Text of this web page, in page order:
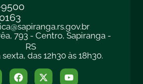
9500
793 - Centro, Sapiranga -
RS
das 12h30 às 18h30.